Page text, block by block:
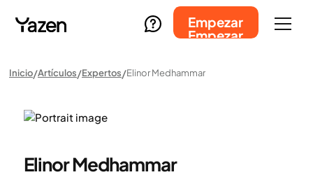
Empezar
Empezar
Inicio Artículos Expertos Elinor Medhammar
Elinor Medhammar